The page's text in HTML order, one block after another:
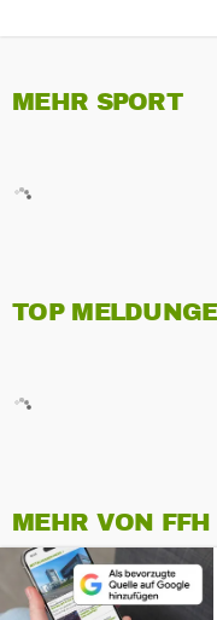
MEHR SPORT
TOP
MEHR VON FFH